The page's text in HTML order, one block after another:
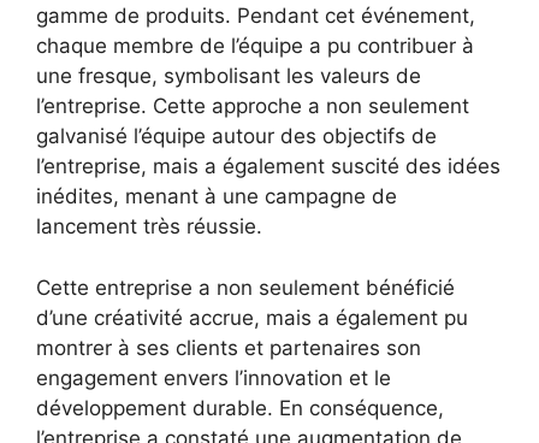
gamme de produits. Pendant cet événement,
chaque membre de l’équipe a pu contribuer à
une fresque, symbolisant les valeurs de
l’entreprise. Cette approche a non seulement
galvanisé l’équipe autour des objectifs de
l’entreprise, mais a également suscité des idées
inédites, menant à une campagne de
lancement très réussie.
Cette entreprise a non seulement bénéficié
d’une créativité accrue, mais a également pu
montrer à ses clients et partenaires son
engagement envers l’innovation et le
développement durable. En conséquence,
l’entreprise a constaté une augmentation de